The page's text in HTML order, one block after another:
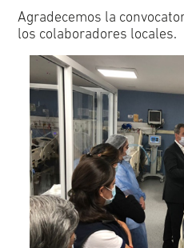
Agradecemos la
los colaboradores locales.